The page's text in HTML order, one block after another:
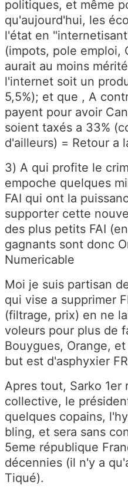
politiques, et même
qu'aujourd'hui, les
l'état en
(impots, pole emploi,
aurait au moins
l'internet soit un
5,5%); et que , A
payent pour avoir
soient taxés a 33%
d'ailleurs) = Retour a
3) A qui profite le
empoche quelques
FAI qui ont la
supporter cette
des plus petits FAI
gagnants sont donc
Numericable
Moi je suis partisan
qui vise a supprimer
(filtrage, prix) en ne
voleurs pour plus de
Bouygues, Orange,
but est d'asphyxier
Apres tout, Sarko 1er
collective, le
quelques copains,
bling, et sera sans
5eme république
décennies (il n'y a
Tiqué).